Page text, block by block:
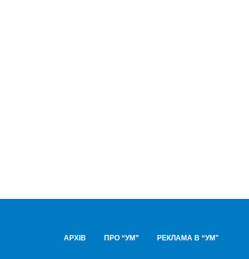
АРХІВ ПРО “УМ” РЕКЛАМА В “УМ"